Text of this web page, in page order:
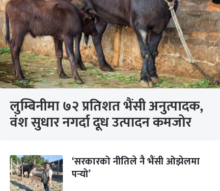
लुम्बिनीमा ७२ प्रतिशत भैंसी अनुत्पादक,
वंश सुधार नगर्दा दूध उत्पादन कमजोर
‘सरकारको नीतिले नै भैंसी ओझेलमा
पर्‍यो’